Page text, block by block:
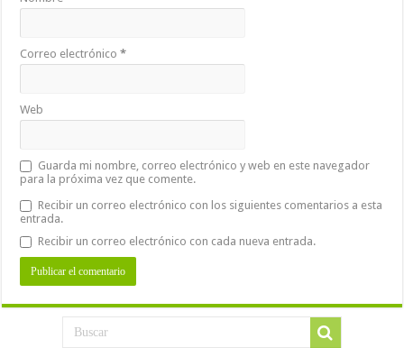
Correo electrónico*
Web
Guarda mi nombre, correo electrónico y web en este navegador
para la próxima vez que comente.
Recibir un correo electrónico con los siguientes comentarios a esta
entrada.
Recibir un correo electrónico con cada nueva entrada.